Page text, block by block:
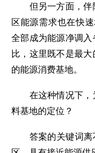
但另一方面，伴
区能源需求也在快
全部成为能源净调
比，这里既不是最
的能源消费基地。
在这种情况下，
料基地的定位？
答案的关键词离